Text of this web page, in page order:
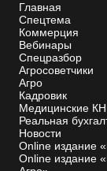
Главная
Спецтема
Коммерция
Вебинары
Спецразбор
Агросоветчики
Агро
Кадровик
Медицинские
Реальная
Новости
Online издание
Online издание